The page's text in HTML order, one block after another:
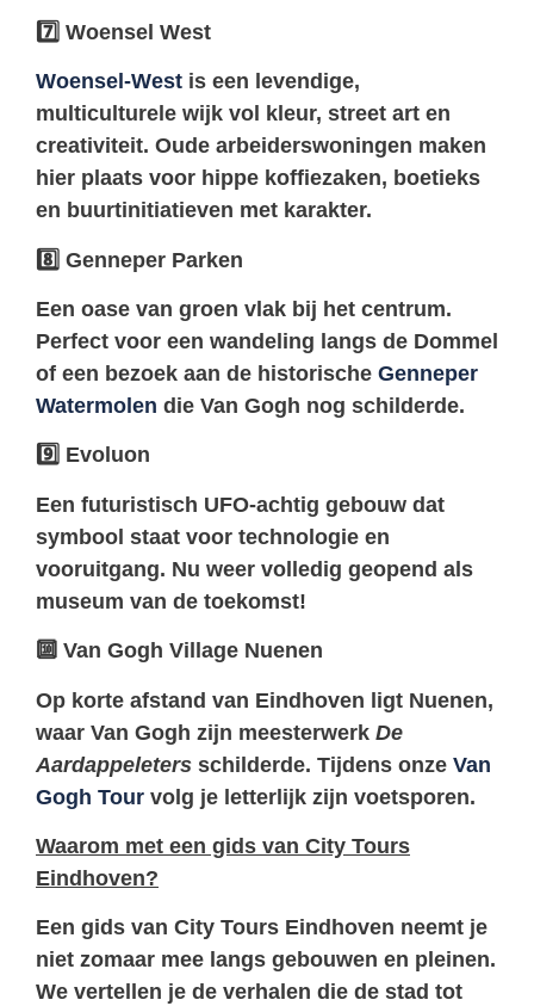
7️ Woensel West
Woensel-West is een levendige,
multiculturele wijk vol kleur, street art en
creativiteit. Oude arbeiderswoningen maken
hier plaats voor hippe koffiezaken, boetieks
en buurtinitiatieven met karakter.
8️ Genneper Parken
Een oase van groen vlak bij het centrum.
Perfect voor een wandeling langs de Dommel
of een bezoek aan de historische Genneper
Watermolen die Van Gogh nog schilderde.
9️ Evoluon
Een futuristisch UFO-achtig gebouw dat
symbool staat voor technologie en
vooruitgang. Nu weer volledig geopend als
museum van de toekomst!
🔟 Van Gogh Village Nuenen
Op korte afstand van Eindhoven ligt Nuenen,
waar Van Gogh zijn meesterwerk De
Aardappeleters schilderde. Tijdens onze Van
Gogh Tour volg je letterlijk zijn voetsporen.
Waarom met een gids van City Tours
Eindhoven?
Een gids van City Tours Eindhoven neemt je
niet zomaar mee langs gebouwen en pleinen.
We vertellen je de verhalen die de stad tot